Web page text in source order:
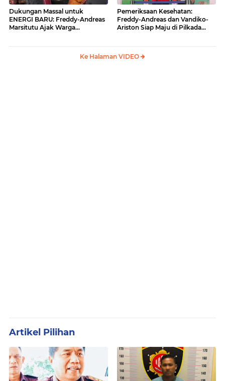
Dukungan Massal untuk
ENERGI BARU: Freddy-Andreas
Marsitutu Ajak Warga
Pemeriksaan Kesehatan:
Freddy-Andreas dan Vandiko-
Ariston Siap Maju di Pilkada
Ke Halaman VIDEO
Artikel Pilihan